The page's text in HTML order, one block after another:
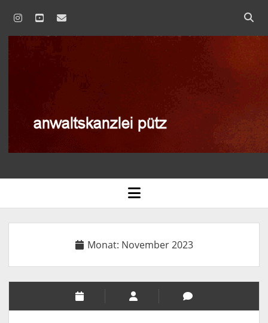
instagram
youtubeemail
AGB
BLOG
IMPRESSUM
KONTAKT / INFORMATIONEN
open
menu
Monat: November 2023